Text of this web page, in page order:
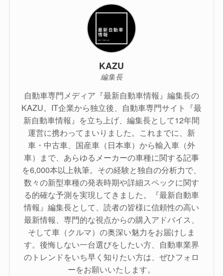
KAZU
編集長
自動車専門メディア『最新自動車情報』編集長の
KAZU。IT企業から独立後、自動車専門サイト『最
新自動車情報』を立ち上げ、編集長として12年間
運営に携わってまいりました。これまでに、新
車・中古車、国産車（日本車）から輸入車（外
車）まで、あらゆるメーカーの車種に関する記事
を6,000本以上執筆。その経験と独自の分析力で、
数々の新型車種の発表時期や詳細スペックに関す
る的確な予測を実現してきました。『最新自動車
情報』編集長として、読者の皆様に信頼性の高い
最新情報、専門的な視点からの購入アドバイス、
そして車（クルマ）の奥深い魅力をお届けしま
す。後悔しない一台選びをしたい方、自動車業界
のトレンドをいち早く知りたい方は、ぜひフォロ
ーをお願いいたします。